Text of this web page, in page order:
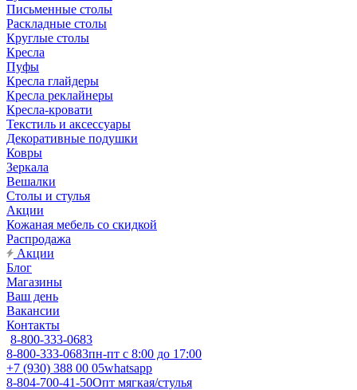
Письменные столы
Раскладные столы
Круглые столы
Кресла
Пуфы
Кресла глайдеры
Кресла реклайнеры
Кресла-кровати
Текстиль и аксессуары
Декоративные подушки
Ковры
Зеркала
Вешалки
Столы и стулья
Акции
Кожаная мебель со скидкой
Распродажа
Акции
Блог
Магазины
Ваш день
Вакансии
Контакты
8-800-333-0683
8-800-333-0683пн-пт с 8:00 до 17:00
+7 (930) 388 00 05whatsapp
8-804-700-41-50Опт мягкая/стулья